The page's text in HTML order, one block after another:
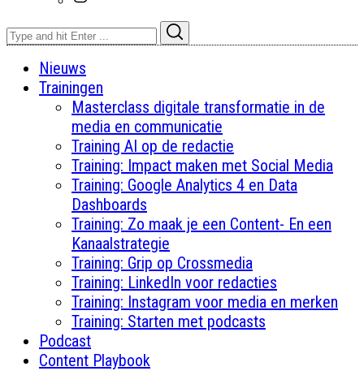
Search
for:
Nieuws
Trainingen
Masterclass digitale transformatie in de
media en communicatie
Training AI op de redactie
Training: Impact maken met Social Media
Training: Google Analytics 4 en Data
Dashboards
Training: Zo maak je een Content- En een
Kanaalstrategie
Training: Grip op Crossmedia
Training: LinkedIn voor redacties
Training: Instagram voor media en merken
Training: Starten met podcasts
Podcast
Content Playbook